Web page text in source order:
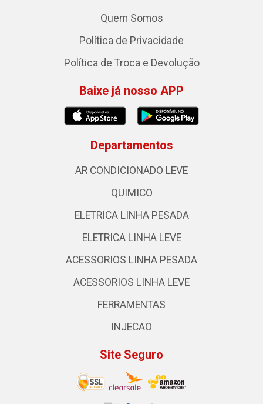
Quem Somos
Política de Privacidade
Política de Troca e Devolução
Baixe já nosso APP
Departamentos
AR CONDICIONADO LEVE
QUIMICO
ELETRICA LINHA PESADA
ELETRICA LINHA LEVE
ACESSORIOS LINHA PESADA
ACESSORIOS LINHA LEVE
FERRAMENTAS
INJECAO
Site Seguro